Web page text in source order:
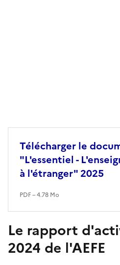
Télécharger le
"L'essentiel -
à l'étranger" 2025
PDF – 4.78 Mo
Le rapport
2024 de l'AEFE